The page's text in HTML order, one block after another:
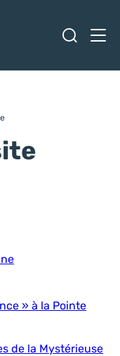
» à la Pointe
de la Mystérieuse